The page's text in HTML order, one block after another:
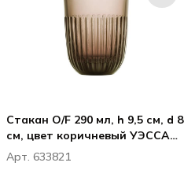
Стакан O/F 290 мл, h 9,5 см, d 8
см, цвет коричневый УЭССАН
(ЦВЕТНОЕ СТЕКЛО) /
OUESSANT CINNAMON
Арт. 633821